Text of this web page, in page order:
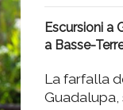
Escursioni a
a Basse-
La farfalla
Guadalupa,